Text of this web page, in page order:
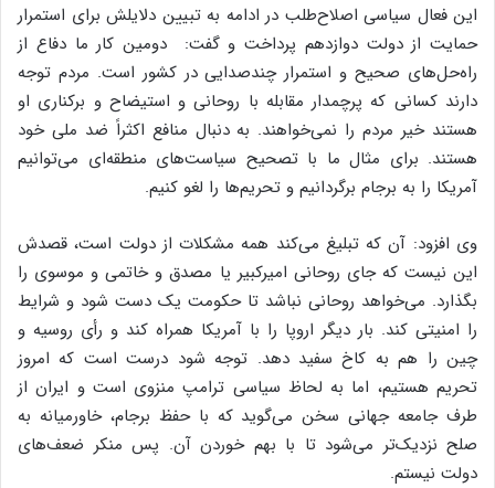
این فعال سیاسی اصلاح‌طلب در ادامه به تبیین دلایلش برای استمرار
حمایت از دولت دوازدهم پرداخت و گفت: دومین کار ما دفاع از
راه‌حل‌های صحیح و استمرار چندصدایی در کشور است. مردم توجه
دارند کسانی که پرچمدار مقابله با روحانی و استیضاح و برکناری او
هستند خیر مردم را نمی‌خواهند. به دنبال منافع اکثراً ضد ملی خود
هستند. برای مثال ما با تصحیح سیاست‌های منطقه‌ای می‌توانیم
آمریکا را به برجام برگردانیم و تحریم‌ها را لغو کنیم.
وی افزود: آن که تبلیغ می‌کند همه مشکلات از دولت است، قصدش
این نیست که جای روحانی امیرکبیر یا مصدق و خاتمی و موسوی را
بگذارد. می‌خواهد روحانی نباشد تا حکومت یک دست شود و شرایط
را امنیتی کند. بار دیگر اروپا را با آمریکا همراه کند و رأی روسیه و
چین را هم به کاخ سفید دهد. توجه شود درست است که امروز
تحریم هستیم، اما به لحاظ سیاسی ترامپ منزوی است و ایران از
طرف جامعه جهانی سخن می‌گوید که با حفظ برجام، خاورمیانه به
صلح نزدیک‌تر می‌شود تا با بهم خوردن آن. پس منکر ضعف‌های
دولت نیستم.